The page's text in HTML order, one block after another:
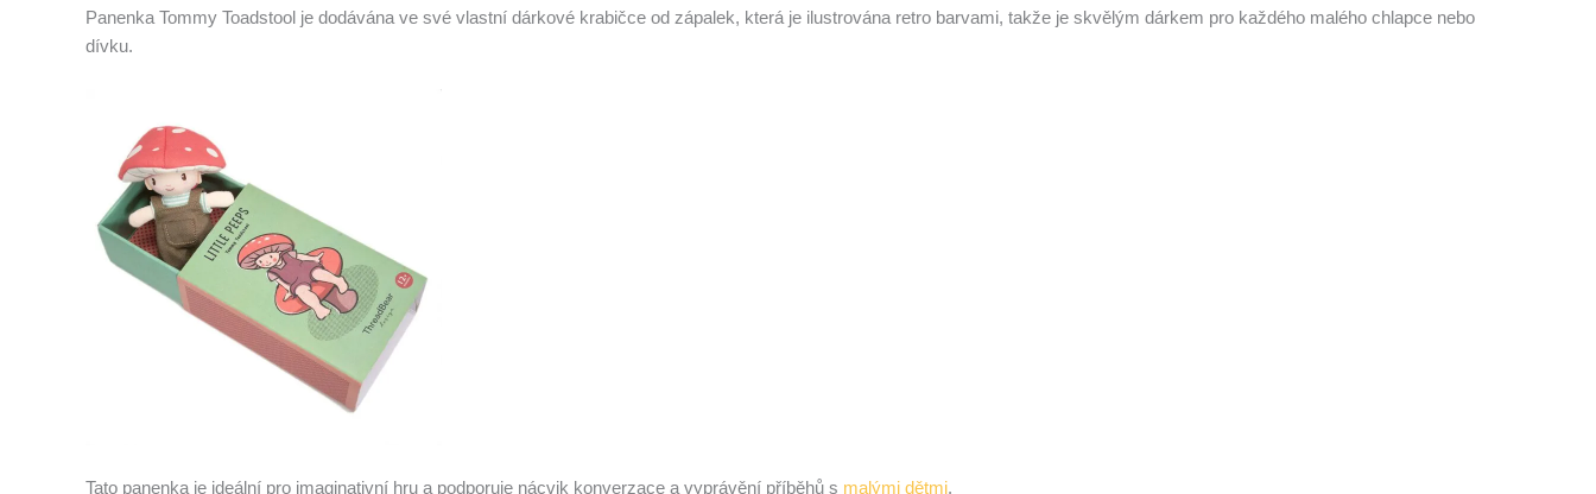
Panenka Tommy Toadstool je dodávána ve své vlastní dárkové krabičce od zápalek, která je ilustrována retro barvami, takže je skvělým dárkem pro každého malého chlapce nebo
dívku.
Tato panenka je ideální pro imaginativní hru a podporuje nácvik konverzace a vyprávění příběhů s malými dětmi.